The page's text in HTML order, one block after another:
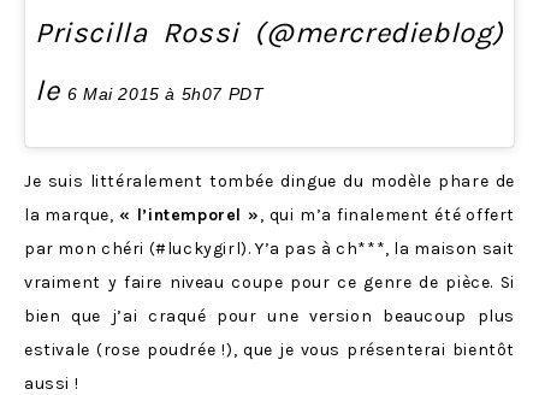
Priscilla Rossi (@mercredieblog)
le 6 Mai 2015 à 5h07 PDT
Je suis littéralement tombée dingue du modèle phare de
la marque, « l’intemporel », qui m’a finalement été offert
par mon chéri (#luckygirl). Y’a pas à ch***, la maison sait
vraiment y faire niveau coupe pour ce genre de pièce. Si
bien que j’ai craqué pour une version beaucoup plus
estivale (rose poudrée !), que je vous présenterai bientôt
aussi !